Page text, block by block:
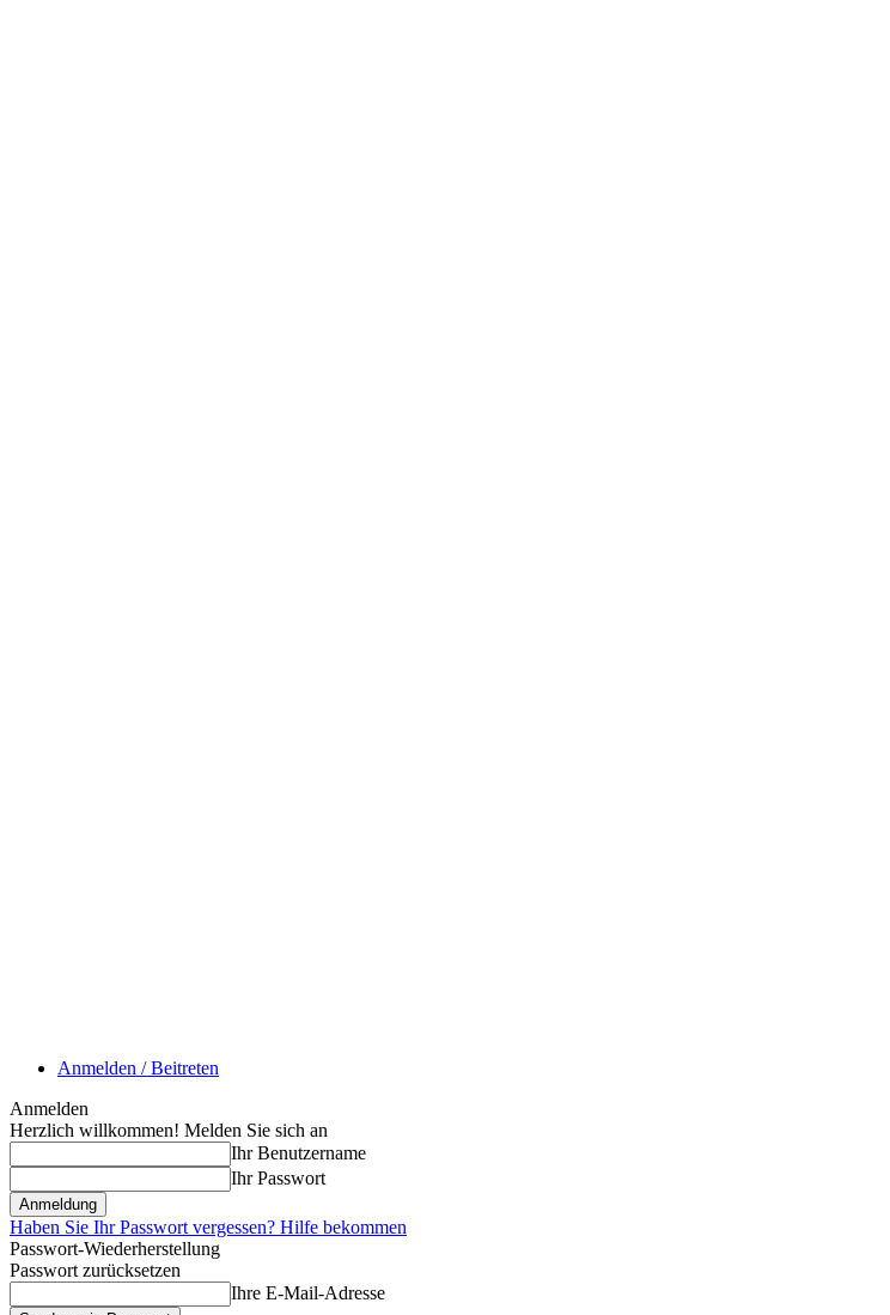
Anmelden / Beitreten
Anmelden
Herzlich willkommen! Melden Sie sich an
Ihr Benutzername
Ihr Passwort
Haben Sie Ihr Passwort vergessen? Hilfe bekommen
Passwort-Wiederherstellung
Passwort zurücksetzen
Ihre E-Mail-Adresse